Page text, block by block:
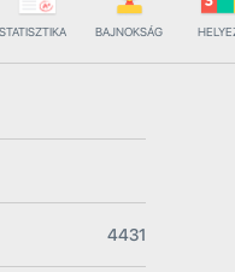
STATISZTIKA BAJNOKSÁG
4431